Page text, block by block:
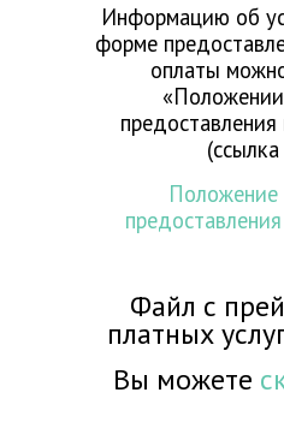
Информацию об
форме
оплаты
предоставления
Положение
Файл с
платных
Вы можете